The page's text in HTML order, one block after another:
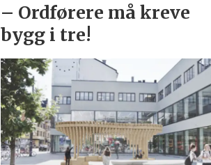
– Ordførere må kreve
bygg i tre!